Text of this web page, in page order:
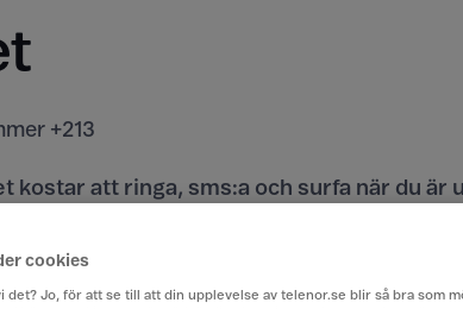
+213
kostar att ringa, sms:a och surfa när du är
Sverige till ett annat land.
cookies
det? Jo, för att se till att din upplevelse av telenor.se blir så bra som